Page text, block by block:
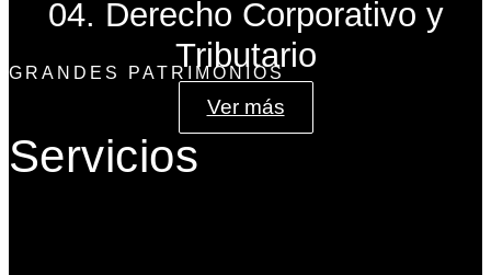
04. Derecho Corporativo y
Tributario
Ver más
GRANDES PATRIMONIOS
Servicios